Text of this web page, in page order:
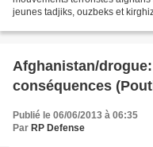
jeunes tadjiks, ouzbeks et
Afghanistan/
conséquences
Publié le 06/06/2013 à 06:35
Par RP Defense